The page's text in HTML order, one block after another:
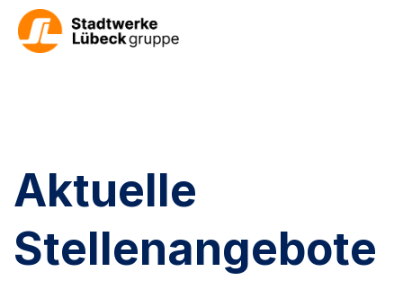
Aktuelle
Stellenangebote